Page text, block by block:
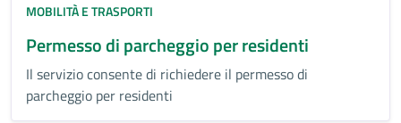
MOBILITÀ E TRASPORTI
Permesso di parcheggio per residenti
Il servizio consente di richiedere il permesso di
parcheggio per residenti